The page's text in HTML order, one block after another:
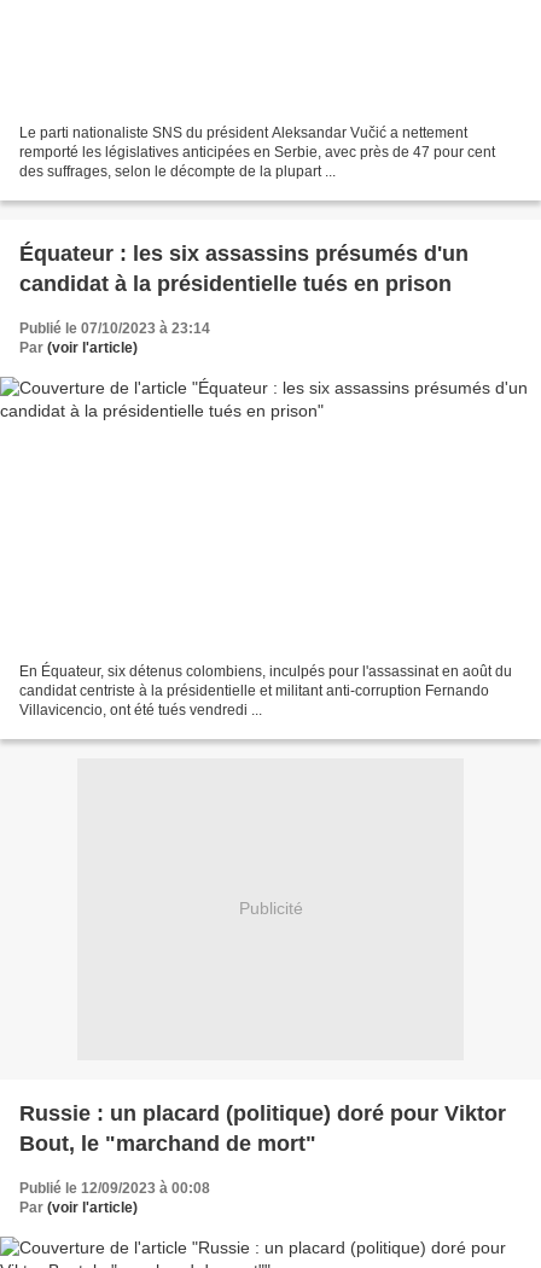
Le parti nationaliste SNS du président Aleksandar Vučić a nettement
remporté les législatives anticipées en Serbie, avec près de 47 pour cent
des suffrages, selon le décompte de la plupart ...
Équateur : les six assassins présumés d'un
candidat à la présidentielle tués en prison
Publié le 07/10/2023 à 23:14
Par (voir l'article)
En Équateur, six détenus colombiens, inculpés pour l'assassinat en août du
candidat centriste à la présidentielle et militant anti-corruption Fernando
Villavicencio, ont été tués vendredi ...
Publicité
Russie : un placard (politique) doré pour Viktor
Bout, le "marchand de mort"
Publié le 12/09/2023 à 00:08
Par (voir l'article)